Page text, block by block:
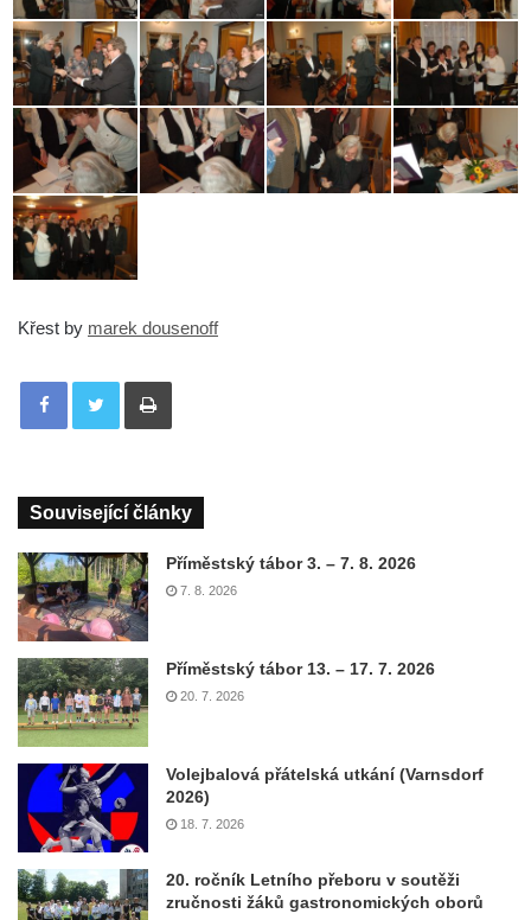
Křest by marek dousenoff
Tisknout
Související články
Příměstský tábor 3. – 7. 8. 2026
7. 8. 2026
Příměstský tábor 13. – 17. 7. 2026
20. 7. 2026
Volejbalová přátelská utkání (Varnsdorf
2026)
18. 7. 2026
20. ročník Letního přeboru v soutěži
zručnosti žáků gastronomických oborů